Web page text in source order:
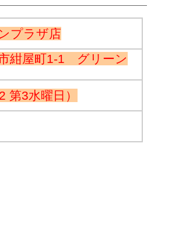
プラザ店
紺屋町1-1 グリーン
第3水曜日）